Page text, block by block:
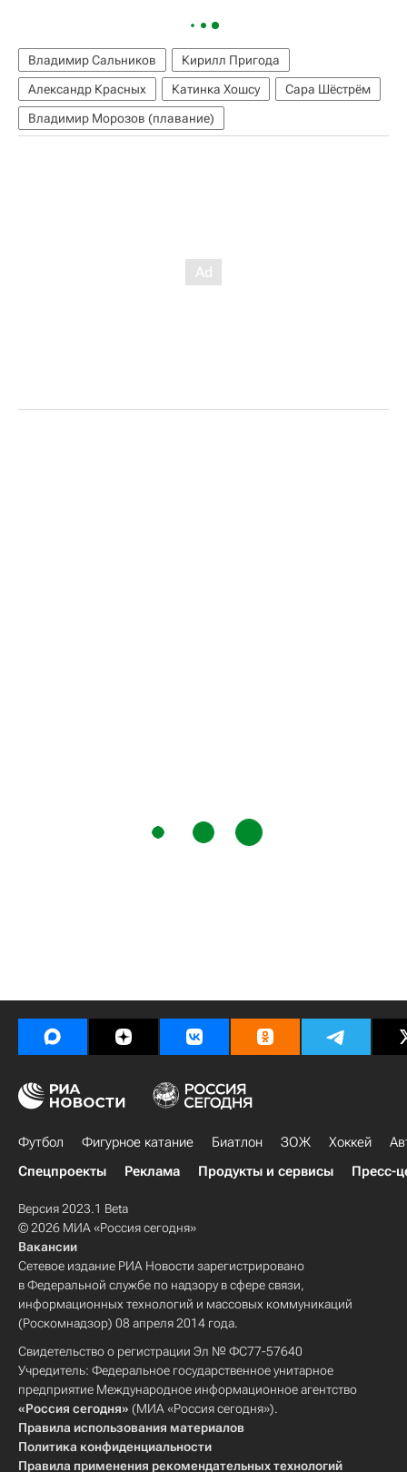
Владимир Сальников
Кирилл Пригода
Александр Красных
Катинка Хошсу
Сара Шёстрём
Владимир Морозов (плавание)
Футбол Фигурное катание Биатлон ЗОЖ Хоккей
Спецпроекты
Реклама Продукты и сервисы Пресс-
Версия 2023.1 Beta
© 2026 МИА «Россия сегодня»
Вакансии
Сетевое издание РИА Новости зарегистрировано
в Федеральной службе по надзору в сфере связи,
информационных технологий и массовых коммуникаций
(Роскомнадзор) 08 апреля 2014 года.
Свидетельство о регистрации Эл № ФС77-57640
Учредитель: Федеральное государственное унитарное
предприятие Международное информационное агентство
«Россия сегодня» (МИА «Россия сегодня»).
Правила использования материалов
Политика конфиденциальности
Правила применения рекомендательных технологий